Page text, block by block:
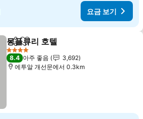
요금 보기
공유 즐겨찾기에 추가
몽플류리 호텔
4 성급
8.4 아주 좋음
3,692
에투알 개선문에서 0.3km